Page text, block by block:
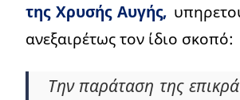
της Χρυσής Αυγής,
ανεξαιρέτως τον ίδιο σκοπό:
Την παράταση της